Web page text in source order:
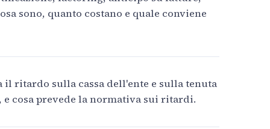
sono, quanto costano e quale conviene
il ritardo sulla cassa dell'ente e sulla tenuta
cosa prevede la normativa sui ritardi.